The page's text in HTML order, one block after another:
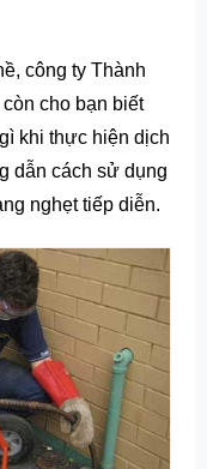
công ty Thành
cho bạn biết
khi thực hiện dịch
dẫn cách sử dụng
nghẹt tiếp diễn.